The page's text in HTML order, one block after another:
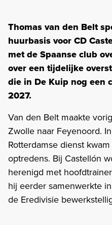
Thomas van den Belt
huurbasis voor CD
met de Spaanse club
over een tijdelijke
die in De Kuip nog een
2027.
Van den Belt maakte
Zwolle naar Feyenoord.
Rotterdamse dienst
optredens. Bij Castellón
herenigd met
hij eerder samenwerkte
de Eredivisie